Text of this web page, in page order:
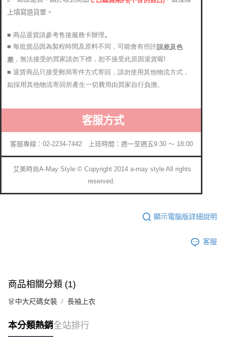
上填寫退貨單。
■ 商品退貨請參考售後服務卡辦理。
■ 每批貨品因為製程時間及原料不同，可能會有些許誤差及色
差 ，無法接受的買家請勿下標，恕不接受此原因退貨喔!
■ 退貨商品只接受郵局寄件方式寄回，請勿使用其他物流方式，
如採用其他物流寄回所產生一切費用由買家自行負擔。
客服方式
客服專線：02-2234-7442 上班時間：週一至週五9:30 ～ 18:00
艾美時尚A-May Style © Copyright 2014 a-may style All rights
reserved.
顯示電腦版詳細說明
客服
商品相關分類 (1)
👗中大尺碼女裝 長袖上衣
本分類熱銷全站排行